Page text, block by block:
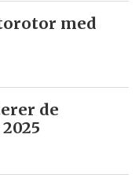
med
de